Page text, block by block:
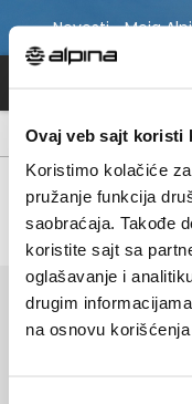
Ovaj veb sajt koristi
Koristimo kolačiće
pružanje funkcija
saobraćaja. Takođe
koristite sajt sa
oglašavanje i
drugim
na osnovu
Novosti Moja
POČETNA STRANICA
Trenutačno
odabranim
O nama